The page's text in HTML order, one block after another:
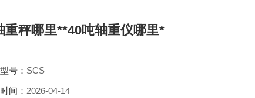
重秤哪里**40吨轴重仪哪里*
号： SCS
间： 2026-04-14